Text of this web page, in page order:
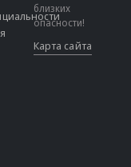
близких
опасности!
Карта сайта